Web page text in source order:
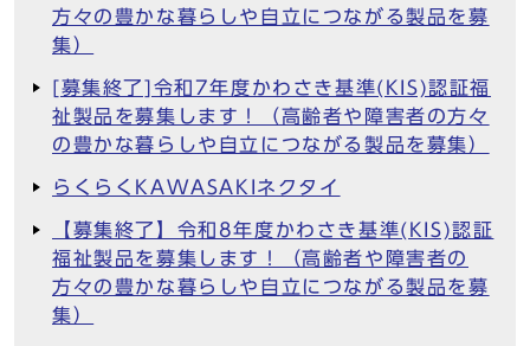
方々の豊かな暮らしや自立につながる製品を募
集）
[募集終了]令和7年度かわさき基準(KIS)認証福
祉製品を募集します！（高齢者や障害者の方々
の豊かな暮らしや自立につながる製品を募集）
らくらくKAWASAKIネクタイ
【募集終了】令和8年度かわさき基準(KIS)認証
福祉製品を募集します！（高齢者や障害者の
方々の豊かな暮らしや自立につながる製品を募
集）